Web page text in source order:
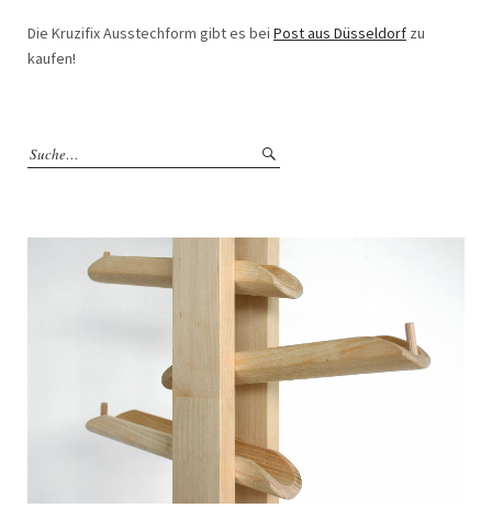
Die Kruzifix Ausstechform gibt es bei Post aus Düsseldorf zu
kaufen!